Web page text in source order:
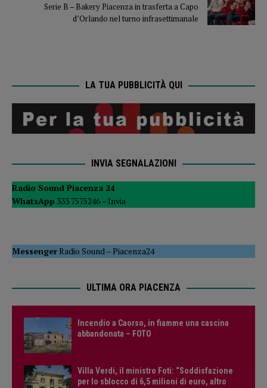
Serie B – Bakery Piacenza in trasferta a Capo
d’Orlando nel turno infrasettimanale
LA TUA PUBBLICITÀ QUI
INVIA SEGNALAZIONI
Radio Sound Piacenza 24
WhatsApp 333 7575246 – Invia
MessengerRadio Sound –Piacenza24
ULTIMA ORA PIACENZA
Incendio a Caorso, in fiamme una cascina
abbandonata – FOTO
Villa Verdi, il ministro Foti: “Soddisfazione
per lo sblocco di 6,5 milioni di euro, altro